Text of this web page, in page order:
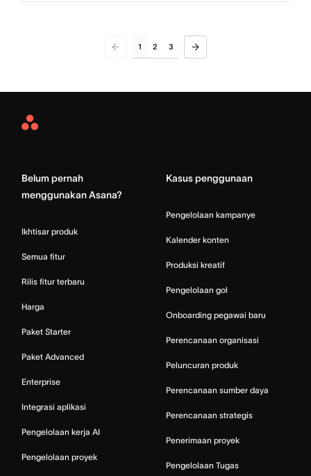
1 2 3
Asana
Belum pernah
menggunakan Asana?
Ikhtisar produk
Semua fitur
Rilis fitur terbaru
Harga
Paket Starter
Paket Advanced
Enterprise
Integrasi aplikasi
Pengelolaan kerja AI
Pengelolaan proyek
Kasus penggunaan
Pengelolaan kampanye
Kalender konten
Produksi kreatif
Pengelolaan gol
Onboarding pegawai baru
Perencanaan organisasi
Peluncuran produk
Perencanaan sumber daya
Perencanaan strategis
Penerimaan proyek
Pengelolaan Tugas